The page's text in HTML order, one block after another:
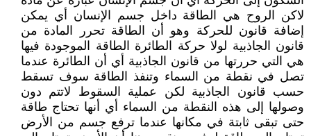
لاكن الروح هي الطاقة داخل جسم الإنسان أي يمكن
إضافة قانون للحركة وهو أن الطاقة تحرر المادة من
قانون الجاذبية لولا حركة الطائرة الطاقة الموجودة فيها
هي التي حررتها من قانون الجاذبية أي أن الطائرة عندما
تصل في نقطة من السماء وتنفذ الطاقة سوف تسقط
حسب قانون الجاذبية لكن عملية السقوط لاتتم دون
وصولها إلى هذه النقطة من السماء أي أنها تحتاج طاقة
حتى تبقى ثابتة في مكانها عندما ترفع جسم من الأرض